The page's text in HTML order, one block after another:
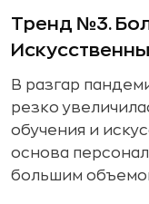
Тренд №3.
В разгар
резко
обучения и
основа
большим